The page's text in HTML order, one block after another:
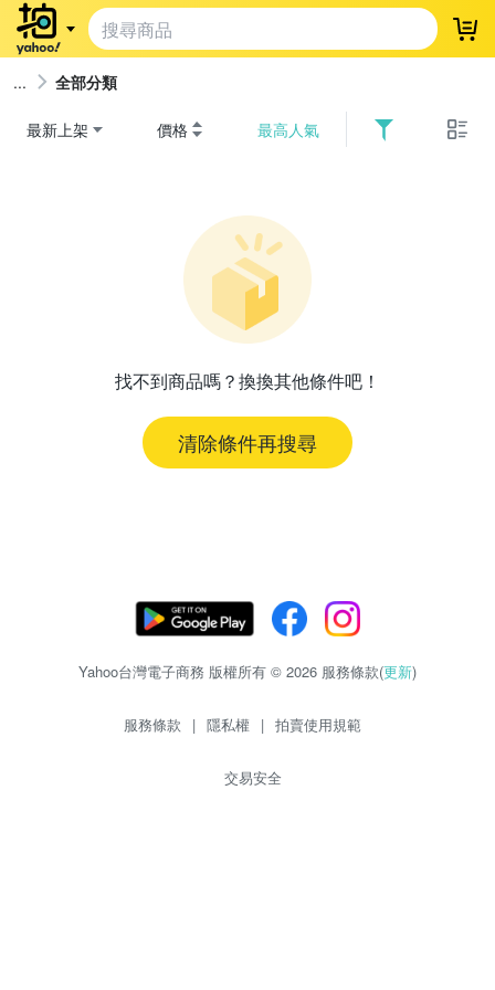
登
全部分類
最新上架 價格 最高人氣
找不到商品嗎？換換其他條件吧！
清除條件再搜尋
Yahoo台灣電子商務 版權所有 © 2026 服務條款(更新)
服務條款 | 隱私權 | 拍賣使用規範
交易安全